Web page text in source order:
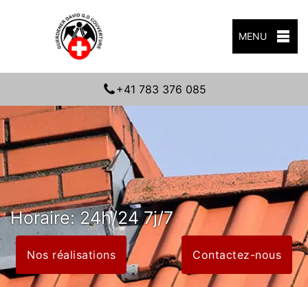
MENU
+41 783 376 085
Horaire: 24h/24 7j/7
Nos réalisations Contactez-nous